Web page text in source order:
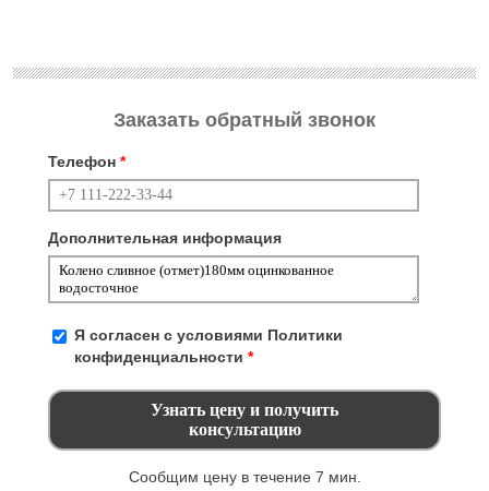
Заказать обратный звонок
Телефон *
Дополнительная информация
Я согласен с условиями Политики
конфиденциальности *
Сообщим цену в течение 7 мин.